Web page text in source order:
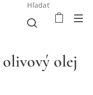
Hľadať
olivový olej